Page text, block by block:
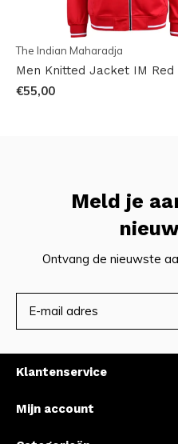
The Indian Maharadja
Men Knitted Jacket IM Red
€55,00
Meld je
Ontvang de nieuwste
Klantenservice
Mijn account